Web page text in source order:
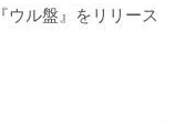
ウル盤』をリリース